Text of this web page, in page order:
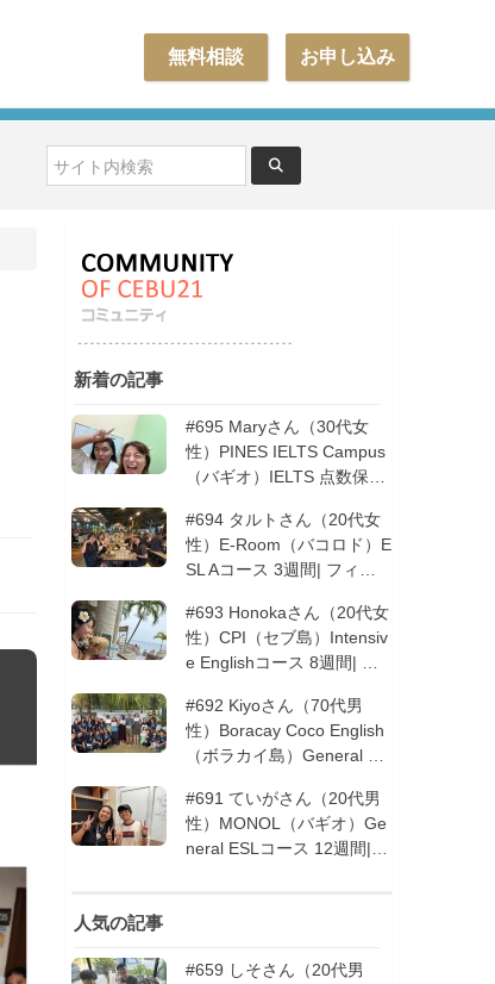
お申し込み
無料相談
新着の記事
#695 Maryさん（30代女
性）PINES IELTS Campus
（バギオ）IELTS 点数保証
#694 タルトさん（20代女
性）E-Room（バコロド）E
SL Aコース 3週間| フィリ
#693 Honokaさん（20代女
性）CPI（セブ島）Intensiv
e Englishコース 8週間| フ
#692 Kiyoさん（70代男
性）Boracay Coco English
（ボラカイ島）General En
ピン留学5回目リピータ
ー）| フィリピン留学
#691 ていがさん（20代男
性）MONOL（バギオ）Ge
neral ESLコース 12週間|
人気の記事
#659 しそさん（20代男